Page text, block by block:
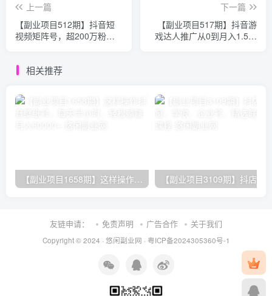
上一篇
【副业项目512期】抖音短
视频矩阵号，超200万粉的
下一篇
【副业项目517期】抖音游
戏达人推广从0到月入1.5万
相关推荐
【副业项目1658期】这样操作抖音壁纸号，每天半小时，轻松躺赚月入60000+
友链申请： 免责声明 广告合作 关于我们
Copyright © 2024 · 悠闲副业网 · 粤ICP备2024305360号-1